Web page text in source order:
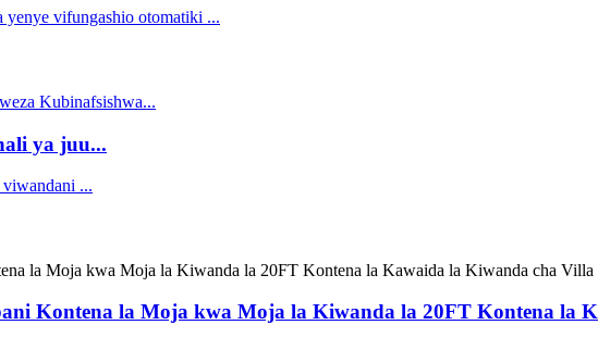
ya juu...
Kontena la Moja kwa Moja la Kiwanda la 20FT Kontena la